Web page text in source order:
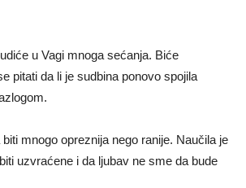
u Vagi mnoga sećanja. Biće
pitati da li je sudbina ponovo spojila
mnogo opreznija nego ranije. Naučila je
uzvraćene i da ljubav ne sme da bude